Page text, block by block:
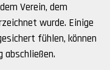
Verein, dem
wurde. Einige
fühlen, können
abschließen.